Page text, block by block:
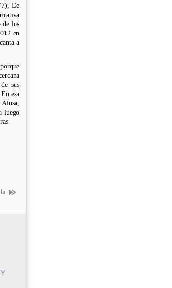
De
de los
en
a
sus
esa
Aínsa,
luego